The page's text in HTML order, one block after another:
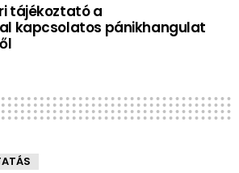
tájékoztató a
kapcsolatos pánikhangulat